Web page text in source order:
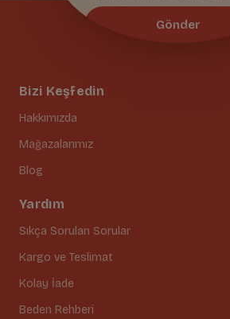
Bizi Keşfedin
Hakkımızda
Mağazalarımız
Blog
Yardım
Sıkça Sorulan Sorular
Kargo ve Teslimat
Kolay İade
Beden Rehberi
Gönder